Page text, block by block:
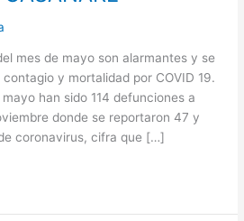
mes de mayo son alarmantes y se
y mortalidad por COVID 19.
han sido 114 defunciones a
donde se reportaron 47 y
coronavirus, cifra que […]